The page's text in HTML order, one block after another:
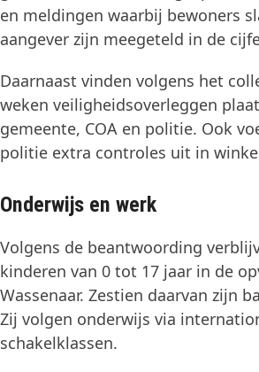
en meldingen waarbij bewoners
aangever zijn meegeteld in de
Daarnaast vinden volgens het
weken veiligheidsoverleggen
gemeente, COA en politie. Ook
politie extra controles uit in
Onderwijs en werk
Volgens de beantwoording
kinderen van 0 tot 17 jaar in de
Wassenaar. Zestien daarvan zijn
Zij volgen onderwijs via
schakelklassen.